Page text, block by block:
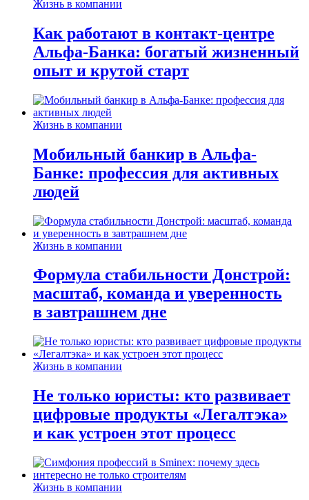
Жизнь в компании
Как работают в контакт-центре
Альфа-Банка: богатый жизненный
опыт и крутой старт
Жизнь в компании
Мобильный банкир в Альфа-
Банке: профессия для активных
людей
Жизнь в компании
Формула стабильности Донстрой:
масштаб, команда и уверенность
в завтрашнем дне
Жизнь в компании
Не только юристы: кто развивает
цифровые продукты «Легалтэка»
и как устроен этот процесс
Жизнь в компании